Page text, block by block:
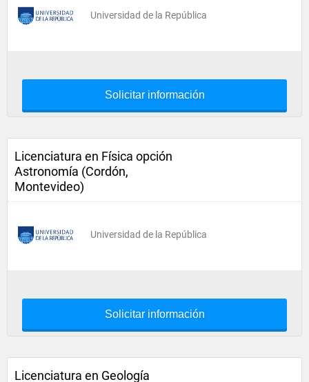
Universidad de la República
Solicitar información
Licenciatura en Física opción
Astronomía (Cordón,
Montevideo)
Universidad de la República
Solicitar información
Licenciatura en Geología